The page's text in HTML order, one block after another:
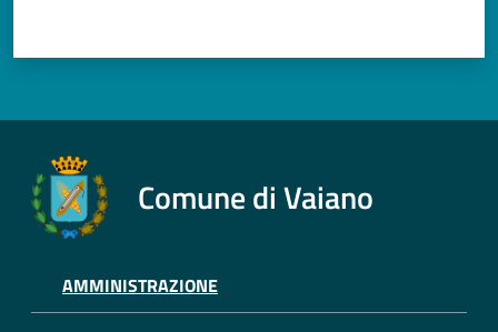
Comune di Vaiano
AMMINISTRAZIONE